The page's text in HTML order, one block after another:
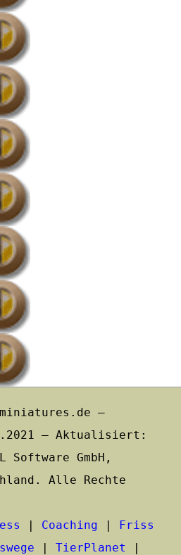
–
– Aktualisiert:
Software GmbH,
Alle Rechte
Coaching
Friss
TierPlanet